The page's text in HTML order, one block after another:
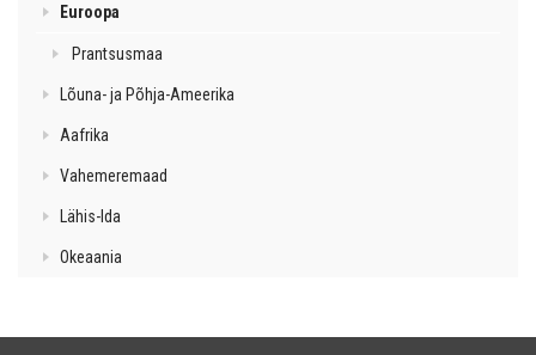
Euroopa
Prantsusmaa
Lõuna- ja Põhja-Ameerika
Aafrika
Vahemeremaad
Lähis-Ida
Okeaania